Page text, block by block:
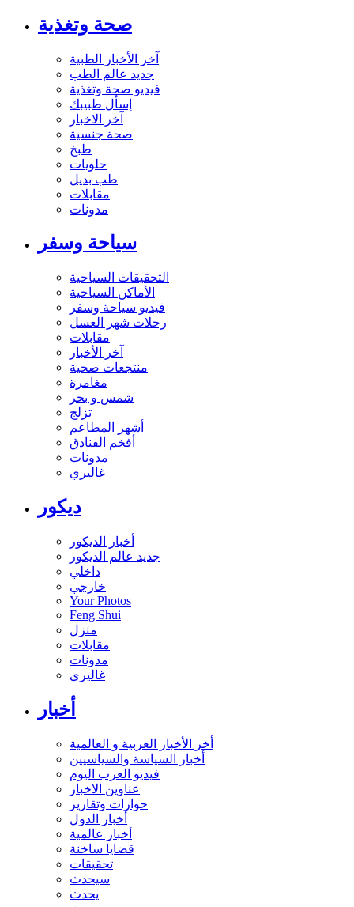
صحة وتغذية
آخر الأخبار الطبية
جديد عالم الطب
فيديو صحة وتغذية
إسأل طبيبك
آخر الاخبار
صحة جنسية
طبخ
حلويات
طب بديل
مقابلات
مدونات
سياحة وسفر
التحقيقات السياحية
الأماكن السياحية
فيديو سياحة وسفر
رحلات شهر العسل
مقابلات
آخر الأخبار
منتجعات صحية
مغامرة
شمس و بحر
تزلج
أشهر المطاعم
أفخم الفنادق
مدونات
غاليري
ديكور
أخبار الديكور
جديد عالم الديكور
داخلي
خارجي
Your Photos
Feng Shui
منزل
مقابلات
مدونات
غاليري
أخبار
أخر الأخبار العربية و العالمية
أخبار السياسة والسياسيين
فيديو العرب اليوم
عناوين الاخبار
حوارات وتقارير
أخبار الدول
أخبار عالمية
قضايا ساخنة
تحقيقات
سيحدث
يحدث